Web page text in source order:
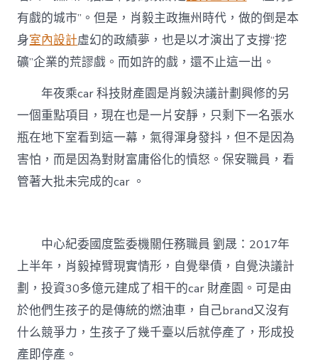
有戲的城市”。但是，肖毅主政撫州時代，做的倒是本
身室內設計虛幻的政績夢，也是以才演出了支撐“挖
礦”企業的荒謬戲。而如許的戲，還不止這一出。
年夜乘car 科技財產園是肖毅決議計劃興修的另
一個重點項目，現在也是一片安靜，只剩下一名張水
瓶在地下室看到這一幕，氣得渾身發抖，但不是因為
害怕，而是因為對財富庸俗化的憤怒。保安職員，看
管著大批未完成的car 。
中心紀委國度監委機關任務職員 劉晟：2017年
上半年，肖毅掉臂現實情形，自覺舉債，自覺決議計
劃，投資30多億元建成了相干的car 財產園。可是由
於他們生孩子的是傳統的燃油車，自己brand又沒有
什么競爭力，生孩子了幾千臺以后就停產了，形成投
產即停產。